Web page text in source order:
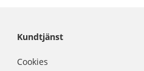
Kundtjänst
Cookies